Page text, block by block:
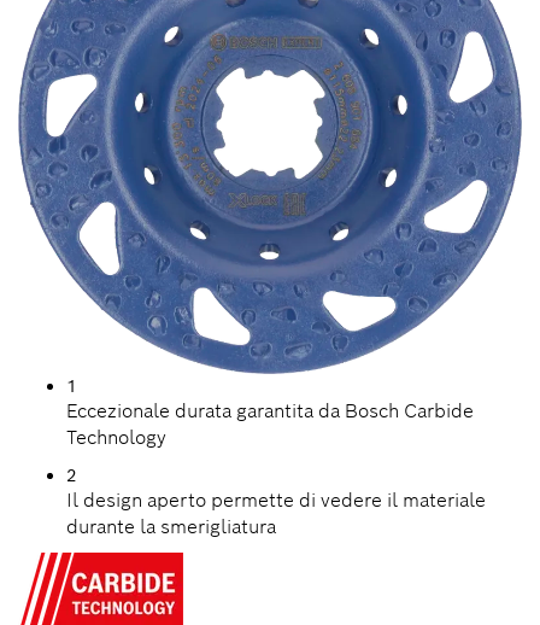
1
Eccezionale durata garantita da Bosch Carbide
Technology
2
Il design aperto permette di vedere il materiale
durante la smerigliatura